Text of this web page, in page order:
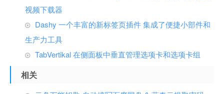
视频下载器
Dashy 一个丰富的新标签页插件 集成了便捷小部件和
生产力工具
TabVertikal 在侧面板中垂直管理选项卡和选项卡组
相关